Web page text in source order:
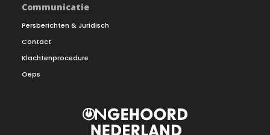
Communicatie
Persberichten & Juridisch
Contact
Klachtenprocedure
Oeps